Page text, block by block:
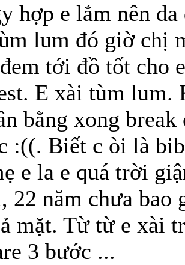
hợp e lắm nên
lum đó giờ chị
tới đồ tốt cho
E xài tùm lum.
bằng xong
:((. Biết c òi là
e la e quá trời
22 năm chưa bao
mặt. Từ từ e xài
3 bước ...